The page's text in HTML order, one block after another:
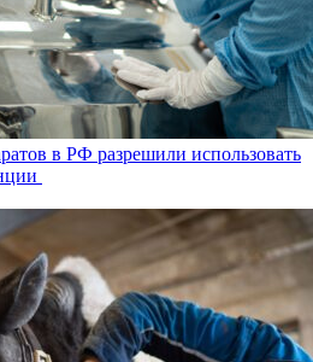
в РФ разрешили использовать